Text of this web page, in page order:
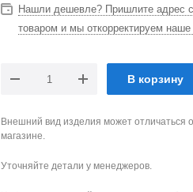
Нашли дешевле? Пришлите адрес
товаром и мы откорректируем
В корзину
Внешний вид изделия может отличаться
магазине.
Уточняйте детали у менеджеров.